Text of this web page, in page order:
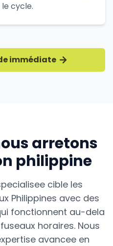
cycle.
immédiate
arretons
philippine
cible les
Philippines avec des
fonctionnent au-dela
horaires. Nous
avancee en